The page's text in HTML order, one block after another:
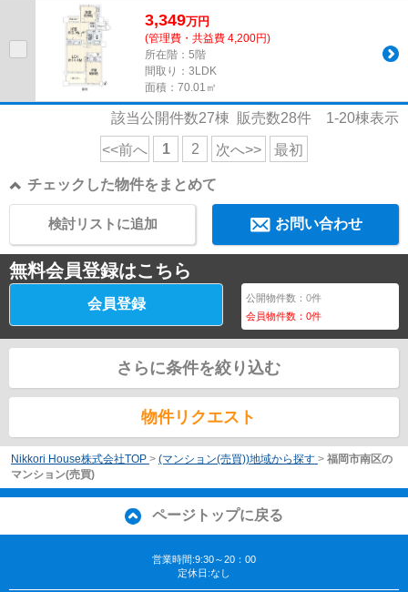
3,349万円
(管理費・共益費 4,200円)
所在階：5階
間取り：3LDK
面積：70.01㎡
該当公開件数27棟 販売数28件 1-20棟表示
<<前へ 1 2 次へ>> 最初
チェックした物件をまとめて
お問い合わせ
検討リストに追加
無料会員登録はこちら
会員登録 公開物件数：0件
会員物件数：0件
さらに条件を絞り込む
物件リクエスト
Nikkori House株式会社TOP > (マンション(売買))地域から探す > 福岡市南区の
マンション(売買)
ページトップに戻る
営業時間:9:30～20：00
定休日:なし